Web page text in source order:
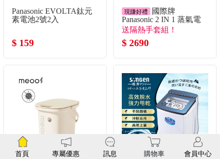
Panasonic EVOLTA鈦元
素電池2號2入
$ 159
現賺好禮
國際牌
Panasonic 2 IN 1 蒸氣電
熨斗(米白色)
送隔熱手套組！
$ 2690
首頁 專屬優惠 訊息 購物車 會員中心